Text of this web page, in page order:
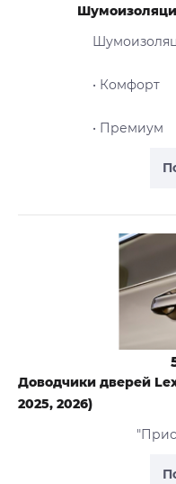
• Комфорт
• Премиум
Доводчики дверей
2025, 2026)